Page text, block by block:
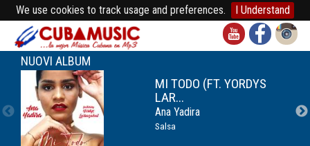
We use cookies to track usage and preferences. I Understand
NUOVI ALBUM
MI TODO (FT. YORDYS
LAR...
Ana Yadira
Salsa